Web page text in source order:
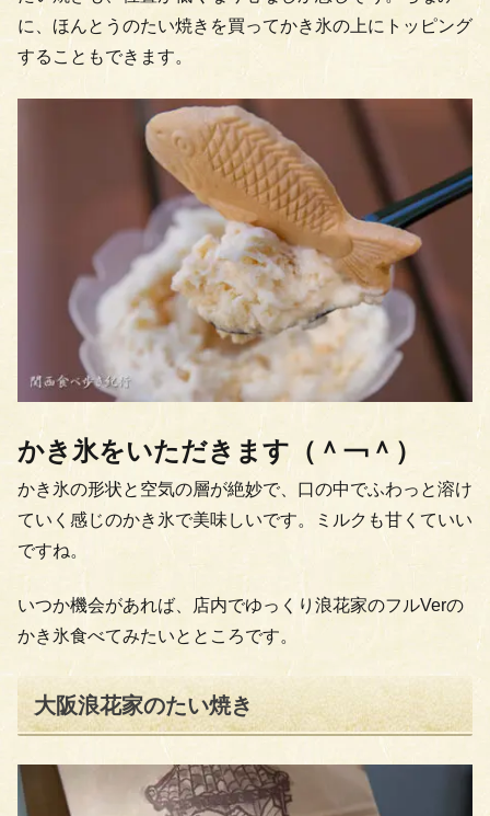
に、ほんとうのたい焼きを買ってかき氷の上にトッピング
することもできます。
かき氷をいただきます（＾￢＾）
かき氷の形状と空気の層が絶妙で、口の中でふわっと溶け
ていく感じのかき氷で美味しいです。ミルクも甘くていい
ですね。
いつか機会があれば、店内でゆっくり浪花家のフルVerの
かき氷食べてみたいとところです。
大阪浪花家のたい焼き